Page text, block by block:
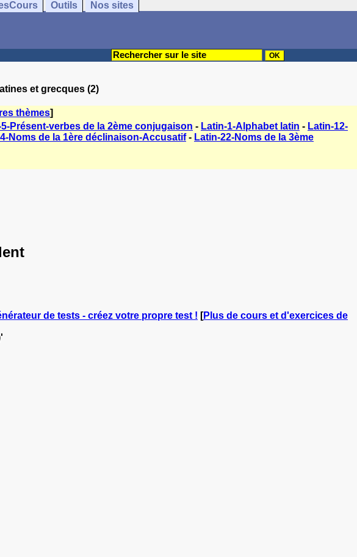
Outils Nos sites
et grecques (2)
thèmes]
5-Présent-verbes de la 2ème conjugaison - Latin-1-Alphabet latin - Latin-12-
Noms de la 1ère déclinaison-Accusatif- Latin-22-Noms de la 3ème
de tests - créez votre propre test ! [Plus de cours et d'exercices de